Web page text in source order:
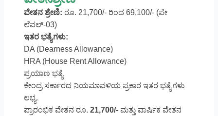
ವೇತನ ಶ್ರೇಣಿ: ರೂ. 21,700/- ರಿಂದ 69,100/- (ಪೇ
ಲೆವಲ್-03)
ಇತರ ಭತ್ಯೆಗಳು:
DA (Dearness Allowance)
HRA (House Rent Allowance)
ಪ್ರಯಾಣ ಭತ್ಯೆ
ಕೇಂದ್ರ ಸರ್ಕಾರದ ನಿಯಮಾವಳಿಯ ಪ್ರಕಾರ ಇತರ ಭತ್ಯೆಗಳು
ಲಭ್ಯ.
ಪ್ರಾರಂಭಿಕ ವೇತನ ರೂ. 21,700/-ಮತ್ತು ವಾರ್ಷಿಕ ವೇತನ